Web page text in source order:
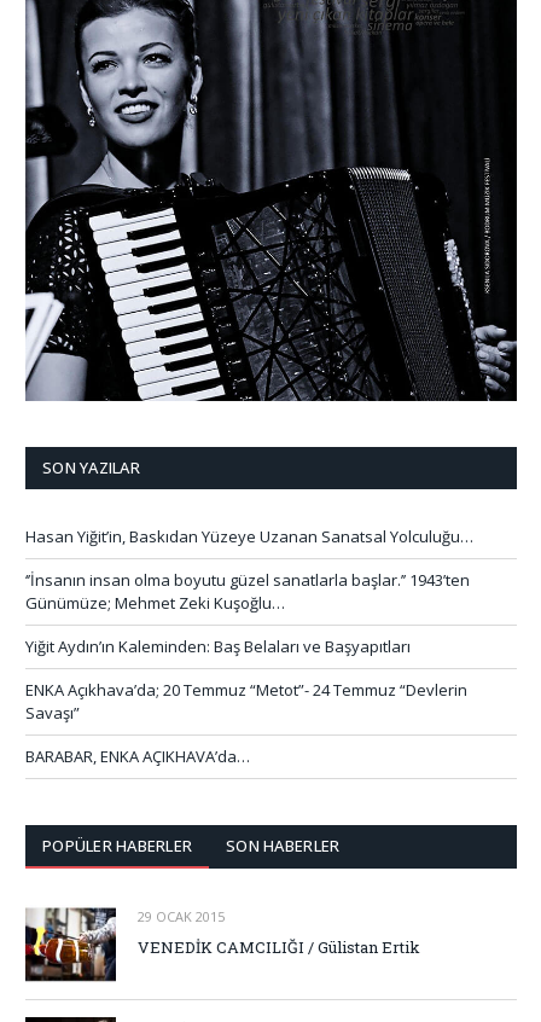
SON YAZILAR
Hasan Yiğit’in, Baskıdan Yüzeye Uzanan Sanatsal Yolculuğu…
‘’İnsanın insan olma boyutu güzel sanatlarla başlar.’’ 1943’ten
Günümüze; Mehmet Zeki Kuşoğlu…
Yiğit Aydın’ın Kaleminden: Baş Belaları ve Başyapıtları
ENKA Açıkhava’da; 20 Temmuz “Metot”- 24 Temmuz “Devlerin
Savaşı”
BARABAR, ENKA AÇIKHAVA’da…
POPÜLER HABERLER SON HABERLER
29 OCAK 2015
VENEDİK CAMCILIĞI / Gülistan Ertik